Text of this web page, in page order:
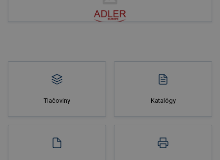
Tlačoviny Katalógy